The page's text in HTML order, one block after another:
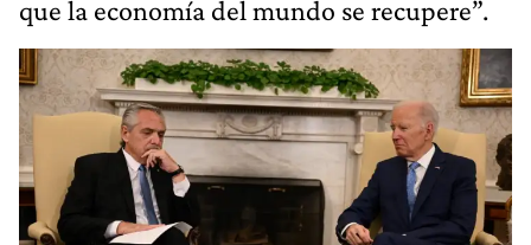
que la economía del mundo se recupere”.